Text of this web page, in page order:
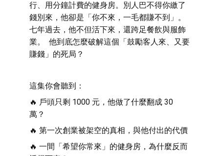
行、用分鐘計費的健身房。別人巴不得你繳了
錢別來，他卻是「你不來，一毛都賺不到」。
七年過去，他不但活下來，還跨足餐飲與服飾
業。  他到底怎麼破解這個「鼓勵客人來、又要
賺錢」的死局？
這集你會聽到：
🔥 戶頭只剩 1000 元，他做了什麼翻成 30
萬？
🔥 第一次創業被架空的真相，與他付出的代價
🔥 一間「希望你常來」的健身房，為什麼反而